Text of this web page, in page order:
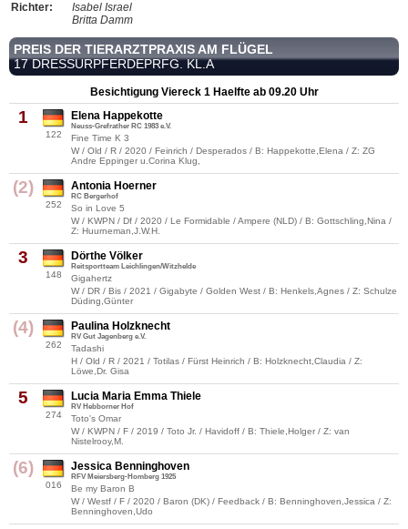
Richter:
Isabel Israel
Britta Damm
PREIS DER TIERARZTPRAXIS AM FLÜGEL
17 DRESSURPFERDEPRFG. KL.A
Besichtigung Viereck 1 Haelfte ab 09.20 Uhr
1
122
Elena Happekotte
Neuss-Grefrather RC 1983 e.V.
Fine Time K 3
W / Old / R / 2020 / Feinrich / Desperados / B: Happekotte,Elena / Z: ZG
Andre Eppinger u.Corina Klug,
(2)
252
Antonia Hoerner
RC Bergerhof
So in Love 5
W / KWPN / Df / 2020 / Le Formidable / Ampere (NLD) / B: Gottschling,Nina /
Z: Huurneman,J.W.H.
3
148
Dörthe Völker
Reitsportteam Leichlingen/Witzhelde
Gigahertz
W / DR / Bis / 2021 / Gigabyte / Golden West / B: Henkels,Agnes / Z: Schulze
Düding,Günter
(4)
262
Paulina Holzknecht
RV Gut Jagenberg e.V.
Tadashi
H / Old / R / 2021 / Totilas / Fürst Heinrich / B: Holzknecht,Claudia / Z:
Löwe,Dr. Gisa
5
274
Lucia Maria Emma Thiele
RV Hebborner Hof
Toto's Omar
W / KWPN / F / 2019 / Toto Jr. / Havidoff / B: Thiele,Holger / Z: van
Nistelrooy,M.
(6)
016
Jessica Benninghoven
RFV Meiersberg-Homberg 1925
Be my Baron B
W / Westf / F / 2020 / Baron (DK) / Feedback / B: Benninghoven,Jessica / Z:
Benninghoven,Udo